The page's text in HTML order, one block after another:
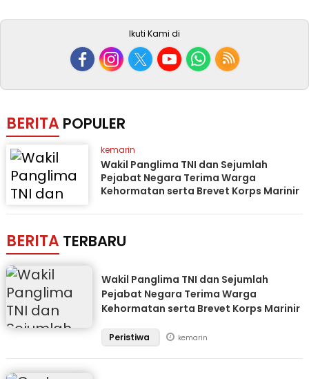
Ikuti Kami di
BERITA POPULER
kemarin
Wakil Panglima TNI dan Sejumlah
Pejabat Negara Terima Warga
Kehormatan serta Brevet Korps Marinir
BERITA TERBARU
Wakil Panglima TNI dan Sejumlah
Pejabat Negara Terima Warga
Kehormatan serta Brevet Korps Marinir
Peristiwa kemarin